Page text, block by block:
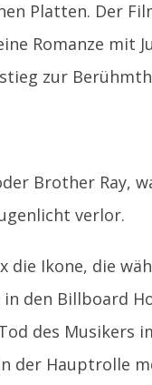
Platten. Der
Romanze mit
zur
Brother Ray,
verlor.
die Ikone, die
den Billboard
des Musikers
der Hauptrolle